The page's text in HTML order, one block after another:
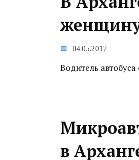
женщину
04.05.2017
Водитель
в